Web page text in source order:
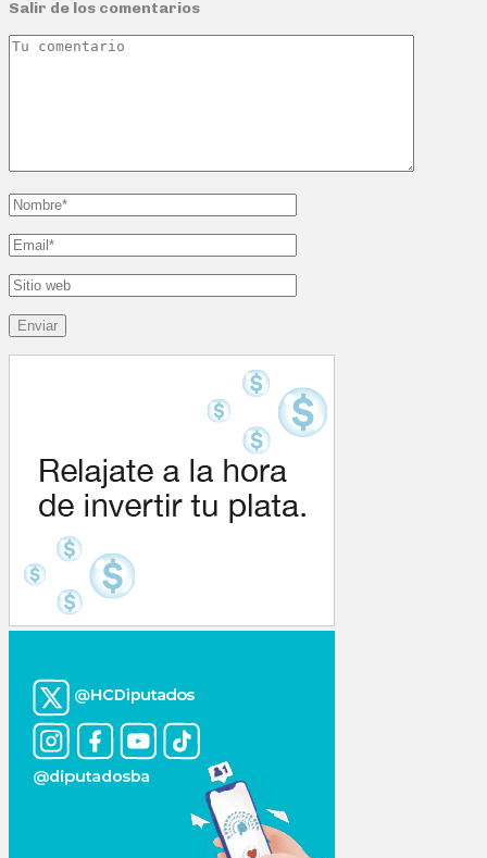
Salir de los comentarios